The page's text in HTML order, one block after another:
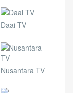
Daai TV
Nusantara TV